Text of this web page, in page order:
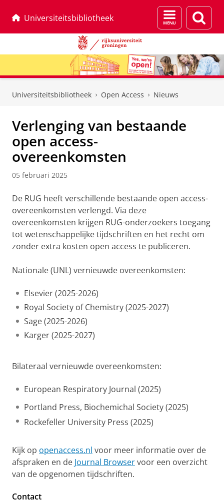
Universiteitsbibliotheek
Menu
en
Universiteitsbibliotheek Open Access Nieuws
Verlenging van bestaande
open access-
overeenkomsten
05 februari 2025
De RUG heeft verschillende bestaande open access-
overeenkomsten verlengd. Via deze
overeenkomsten krijgen RUG-onderzoekers toegang
tot wetenschappelijke tijdschriften en het recht om
zonder extra kosten open access te publiceren.
Nationale (UNL) vernieuwde overeenkomsten:
Elsevier (2025-2026)
Royal Society of Chemistry (2025-2027)
Sage (2025-2026)
Karger (2025-2027)
Bilateraal vernieuwde overeenkomsten:
European Respiratory Journal (2025)
Portland Press, Biochemichal Society (2025)
Rockefeller University Press (2025)
Kijk op openaccess.nl voor meer informatie over de
afspraken en de Journal Browservoor een overzicht
van de opgenomen tijdschriften.
Contact